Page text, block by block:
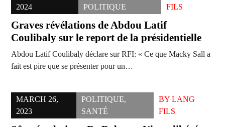
2024
POLITIQUE
FILS
Graves révélations de Abdou Latif
Coulibaly sur le report de la présidentielle
Abdou Latif Coulibaly déclare sur RFI: « Ce que Macky Sall a
fait est pire que se présenter pour un…
MARCH 26,
2023
POLITIQUE,
SANTÉ
BYLANG
FILS